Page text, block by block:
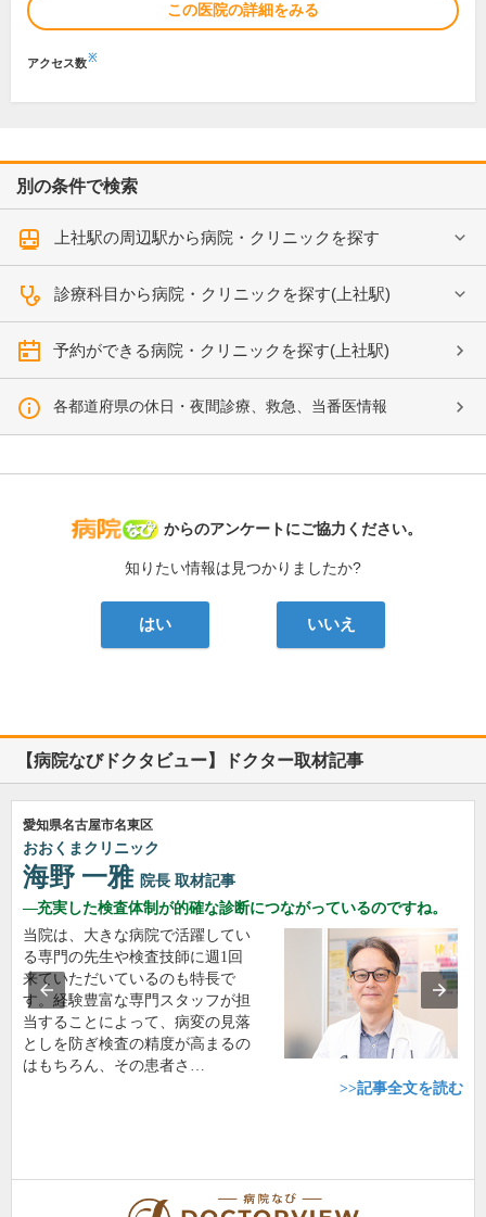
この医院の詳細をみる
アクセス数※
別の条件で検索
上社駅の周辺駅から病院・クリニックを探す
診療科目から病院・クリニックを探す(上社駅)
予約ができる病院・クリニックを探す(上社駅)
各都道府県の休日・夜間診療、救急、当番医情報
病院なび
からのアンケートにご協力ください。
知りたい情報は見つかりましたか?
はい いいえ
【病院なびドクタビュー】ドクター取材記事
愛知県名古屋市名東区
おおくまクリニック
海野 一雅 院長 取材記事
充実した検査体制が的確な診断につながっているのですね。
当院は、大きな病院で活躍してい
る専門の先生や検査技師に週1回
来ていただいているのも特長で
す。経験豊富な専門スタッフが担
当することによって、病変の見落
としを防ぎ検査の精度が高まるの
はもちろん、その患者さ…
>>記事全文を読む